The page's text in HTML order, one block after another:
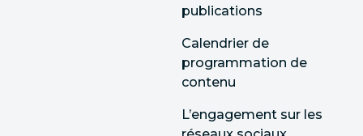
publications
Calendrier de
programmation de
contenu
L’engagement sur les